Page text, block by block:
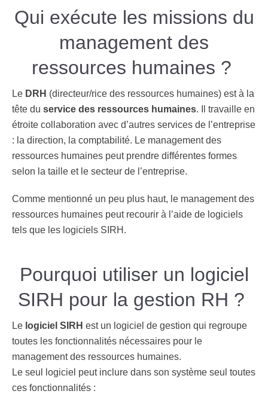
Qui exécute les missions du
management des
ressources humaines ?
Le DRH (directeur/rice des ressources humaines) est à la
tête du service des ressources humaines. Il travaille en
étroite collaboration avec d’autres services de l’entreprise
: la direction, la comptabilité. Le management des
ressources humaines peut prendre différentes formes
selon la taille et le secteur de l’entreprise.
Comme mentionné un peu plus haut, le management des
ressources humaines peut recourir à l’aide de logiciels
tels que les logiciels SIRH.
Pourquoi utiliser un logiciel
SIRH pour la gestion RH ?
Le logiciel SIRH est un logiciel de gestion qui regroupe
toutes les fonctionnalités nécessaires pour le
management des ressources humaines.
Le seul logiciel peut inclure dans son système seul toutes
ces fonctionnalités :